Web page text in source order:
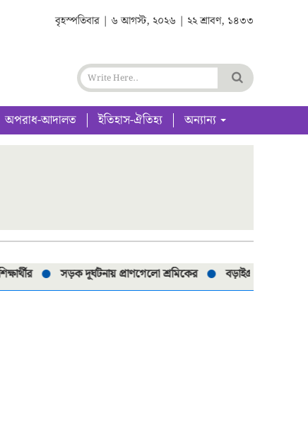
বৃহস্পতিবার | ৬ আগস্ট, ২০২৬ | ২২ শ্রাবণ, ১৪৩৩
অপরাধ-আদালত ইতিহাস-ঐতিহ্য অন্যান্য
সড়ক দূর্ঘটনায় প্রাণগেলো শ্রমিকের বড়াইগ্রামে নিষিদ্ধ ৮০টি